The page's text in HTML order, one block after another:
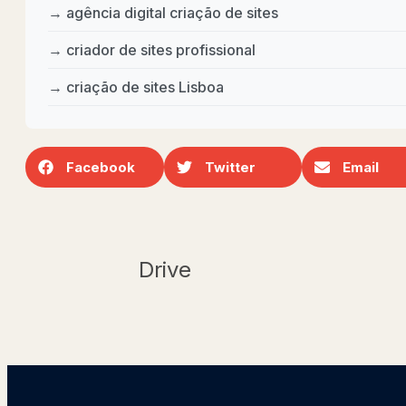
→ agência digital criação de sites
→ criador de sites profissional
→ criação de sites Lisboa
Facebook Twitter Email
Drive